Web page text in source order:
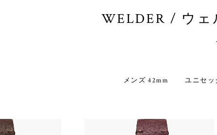
WELDER / ウェ
メンズ 42mm ユニセッ